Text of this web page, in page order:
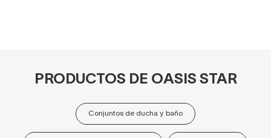
PRODUCTOS DE OASIS STAR
Conjuntos de ducha y baño